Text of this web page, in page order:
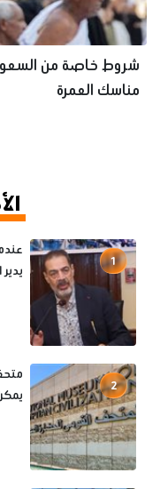
شروط خاصة من
مناسك العمرة
1
2